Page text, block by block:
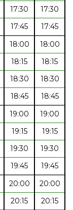
17:30
17:30
17:45
17:45
18:00
18:00
18:15
18:15
18:30
18:30
18:45
18:45
19:00
19:00
19:15
19:15
19:30
19:30
19:45
19:45
20:00
20:00
20:15
20:15